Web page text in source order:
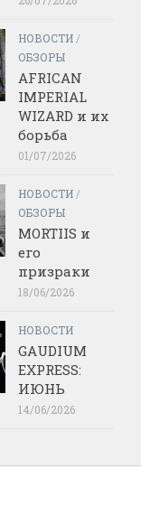
НОВОСТИ /
ОБЗОРЫ
AFRICAN
IMPERIAL
WIZARD и их
борьба
01/07/2026
НОВОСТИ /
ОБЗОРЫ
MORTIIS и
его
призраки
18/06/2026
НОВОСТИ
GAUDIUM
EXPRESS:
ИЮНЬ
14/06/2026